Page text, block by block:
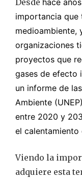
importancia que
medioambiente,
organizaciones
proyectos que
gases de efecto
un informe de
Ambiente
entre 2020 y
el calentamiento
Viendo la
adquiere esta